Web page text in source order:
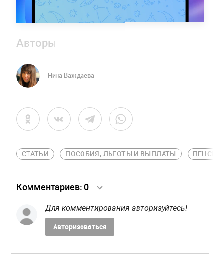
Авторы
Нина Важдаева
СТАТЬИ ПОСОБИЯ, ЛЬГОТЫ И ВЫПЛАТЫ
Комментариев: 0
Для комментирования авторизуйтесь!
Авторизоваться